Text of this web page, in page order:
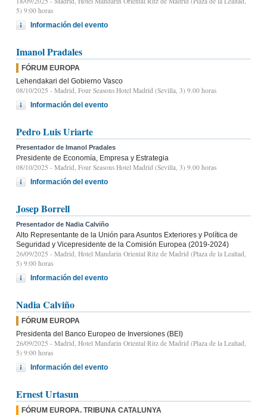
5) 9:00 horas
Información del evento
Imanol Pradales
FÓRUM EUROPA
Lehendakari del Gobierno Vasco
08/10/2025 - Madrid, Four Seasons Hotel Madrid (Sevilla, 3) 9.00 horas
Información del evento
Pedro Luis Uriarte
Presentador de Imanol Pradales
Presidente de Economía, Empresa y Estrategia
08/10/2025 - Madrid, Four Seasons Hotel Madrid (Sevilla, 3) 9.00 horas
Información del evento
Josep Borrell
Presentador de Nadia Calviño
Alto Representante de la Unión para Asuntos Exteriores y Política de
Seguridad y Vicepresidente de la Comisión Europea (2019-2024)
26/09/2025 - Madrid, Hotel Mandarin Oriental Ritz de Madrid (Plaza de la Lealtad,
5) 9:00 horas
Información del evento
Nadia Calviño
FÓRUM EUROPA
Presidenta del Banco Europeo de Inversiones (BEI)
26/09/2025 - Madrid, Hotel Mandarin Oriental Ritz de Madrid (Plaza de la Lealtad,
5) 9:00 horas
Información del evento
Ernest Urtasun
FÓRUM EUROPA. TRIBUNA CATALUNYA